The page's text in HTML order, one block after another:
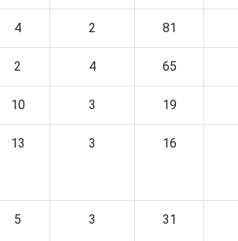
4 2 81
2 4 65
10 3 19
13 3 16
5 3 31